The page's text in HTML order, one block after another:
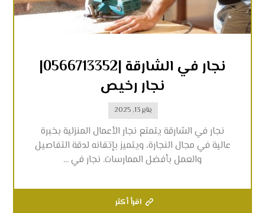
نجار في الشارقة |0566713352|
نجار رخيص
يناير 13, 2025
نجار في الشارقة يتمتع نجار الأعمال المنزلية بخبرة
عالية في مجال النجارة، ويتميز بإتقانه لدقة التفاصيل
والعمل بأفضل الممارسات. نجار في ...
اقرأ أكثر